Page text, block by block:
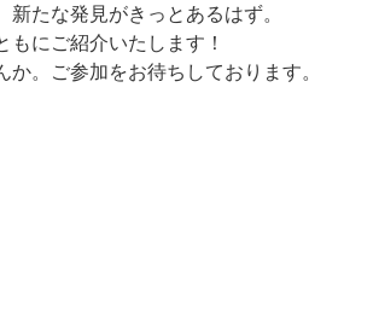
たな発見がきっとあるはず。
にご紹介いたします！
。ご参加をお待ちしております。